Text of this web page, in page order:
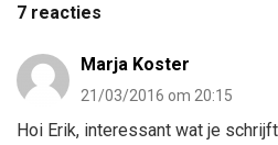
7 reacties
Marja Koster
21/03/2016 om 20:15
Hoi Erik, interessant wat je